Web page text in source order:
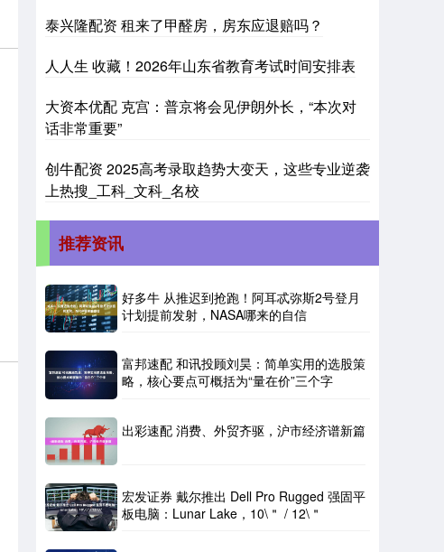
泰兴隆配资 租来了甲醛房，房东应退赔吗？
人人生 收藏！2026年山东省教育考试时间安排表
大资本优配 克宫：普京将会见伊朗外长，“本次对
话非常重要”
创牛配资 2025高考录取趋势大变天，这些专业逆袭
上热搜_工科_文科_名校
推荐资讯
好多牛 从推迟到抢跑！阿耳忒弥斯2号登月
计划提前发射，NASA哪来的自信
富邦速配 和讯投顾刘昊：简单实用的选股策
略，核心要点可概括为“量在价”三个字
出彩速配 消费、外贸齐驱，沪市经济谱新篇
宏发证券 戴尔推出 Dell Pro Rugged 强固平
板电脑：Lunar Lake，10\＂ / 12\＂